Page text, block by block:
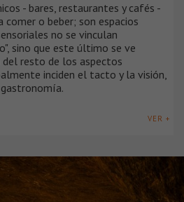
- bares, restaurantes y cafés -
o beber; son espacios
no se vinculan
sino que este último se ve
resto de los aspectos
inciden el tacto y la visión,
VER +